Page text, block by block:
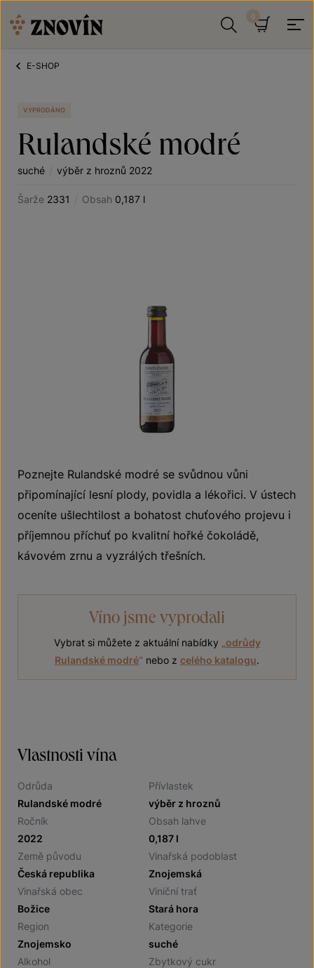
E-SHOP
VYPRODÁNO
Rulandské modré
suché / výběr z hroznů 2022
Šarže 2331 / Obsah 0,187 l
Poznejte Rulandské modré se svůdnou vůni
připomínající lesní plody, povidla a lékořici. V ústech
oceníte ušlechtilost a bohatost chuťového projevu i
příjemnou příchuť po kvalitní hořké čokoládě,
kávovém zrnu a vyzrálých třešních.
Víno jsme vyprodali
Vybrat si můžete z aktuální nabídky
odrůdy
Rulandské modré“ nebo z celého katalogu.
Vlastnosti vína
Odrůda
Rulandské modré
Přívlastek
výběr z hroznů
Ročník
2022
Obsah lahve
0,187 l
Země původu
Česká republika
Vinařská podoblast
Znojemská
Vinařská obec
Božice
Viniční trať
Stará hora
Region
Znojemsko
Kategorie
suché
Alkohol
Zbytkový cukr